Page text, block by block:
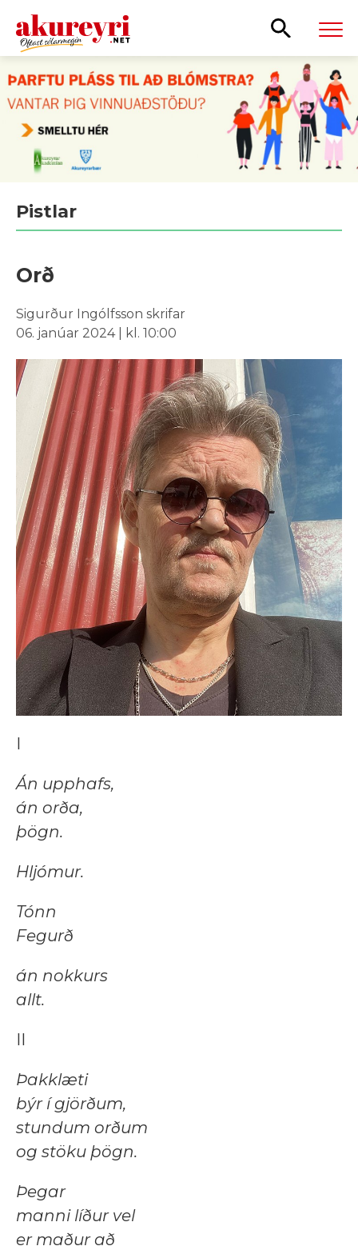
Leita
Pistlar
Orð
Sigurður Ingólfsson skrifar
06. janúar 2024 | kl. 10:00
I
Án upphafs,
án orða,
þögn.
Hljómur.
Tónn
Fegurð
án nokkurs
allt.
II
Þakklæti
býr í gjörðum,
stundum orðum
og stöku þögn.
Þegar
manni líður vel
er maður að